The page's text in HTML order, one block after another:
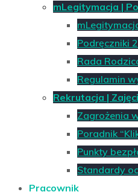
mLegitymacja |
Podręczniki
Rada
Regulamin
Rekrutacja |
Zagrożenia
Poradnik
Punkty
Standardy
Pracownik